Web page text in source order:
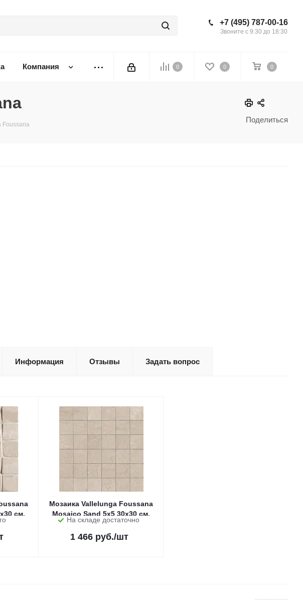
+7 (495) 787-00-16
Звоните с 9:30 до 18:30
0 0 0
Компания
Поделиться
Foussana
Информация Отзывы Задать вопрос
см.
Мозаика Vallelunga Foussana
Mosaico Sand 5x5 30x30 см.
На складе достаточно
1 466 руб./шт